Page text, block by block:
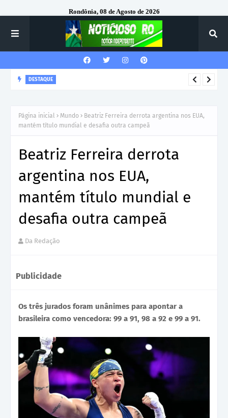
Rondônia, 08 de Agosto de 2026
DESTAQUE
Página inicial Mundo
Beatriz Ferreira derrota argentina nos EUA,
mantém título mundial e desafia outra campeã
Beatriz Ferreira derrota
argentina nos EUA,
mantém título mundial e
desafia outra campeã
Da Redação
Publicidade
Os três jurados foram unânimes para apontar a
brasileira como vencedora: 99 a 91, 98 a 92 e 99 a 91.